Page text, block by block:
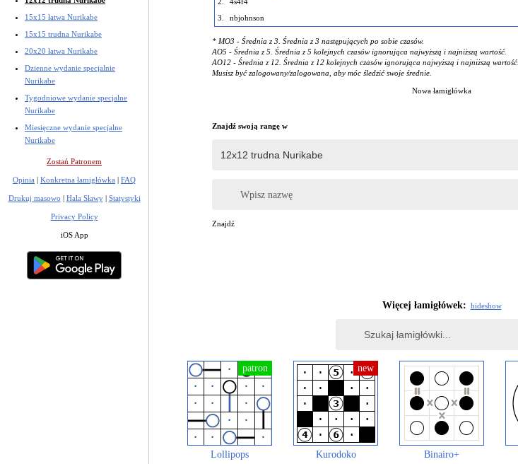
15x15 łatwa Nurikabe
15x15 trudna Nurikabe
20x20 łatwa Nurikabe
Dzienne wydanie specjalnie
Nurikabe
Tygodniowe wydanie specjalne
Nurikabe
Miesięczne wydanie specjalne
Nurikabe
Zostań Patronem
Opinia | Konkretna łamigłówka | FAQ
Drukuj masowo | Hala Sławy| Statystyki
Privacy Policy
iOS App
3.
nbjohnson
* MO3 - Średnia z 3. Średnia z 3 następujących po sobie czasów.
AO5 - Średnia z 5. Średnia z 5 kolejnych czasów ignorująca najwyższą i najniższą wartość.
AO12 - Średnia z 12. Średnia z 12 kolejnych czasów ignorująca najwyższą i najniższą wartość.
Musisz być zalogowany/zalogowana, aby móc śledzić swoje średnie.
Nowa łamigłówka
Znajdź swoją rangę w
Wpisz nazwę
Znajdź
Więcej łamigłówek: hideshow
Lollipops Kurodoko Binairo+